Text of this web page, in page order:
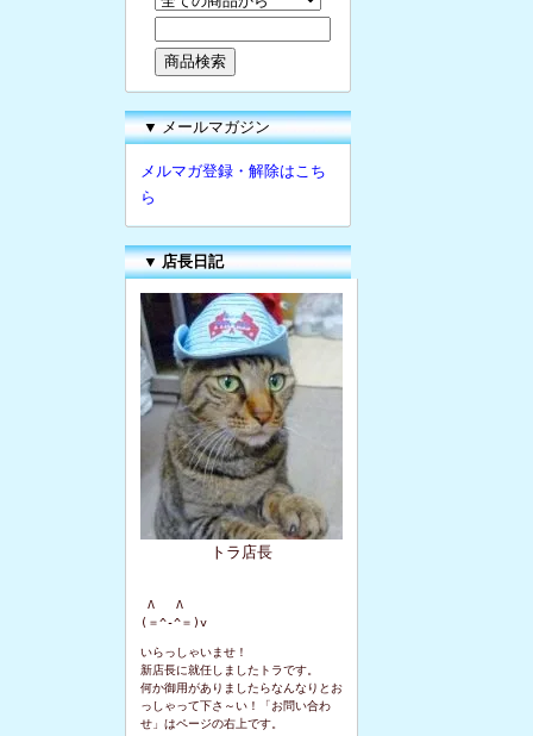
▼ メールマガジン
メルマガ登録・解除はこち
ら
▼ 店長日記
トラ店長
Λ   Λ
(＝^-^＝)v
いらっしゃいませ！
新店長に就任しましたトラです。
何か御用がありましたらなんなりとお
っしゃって下さ～い！「お問い合わ
せ」はページの右上です。